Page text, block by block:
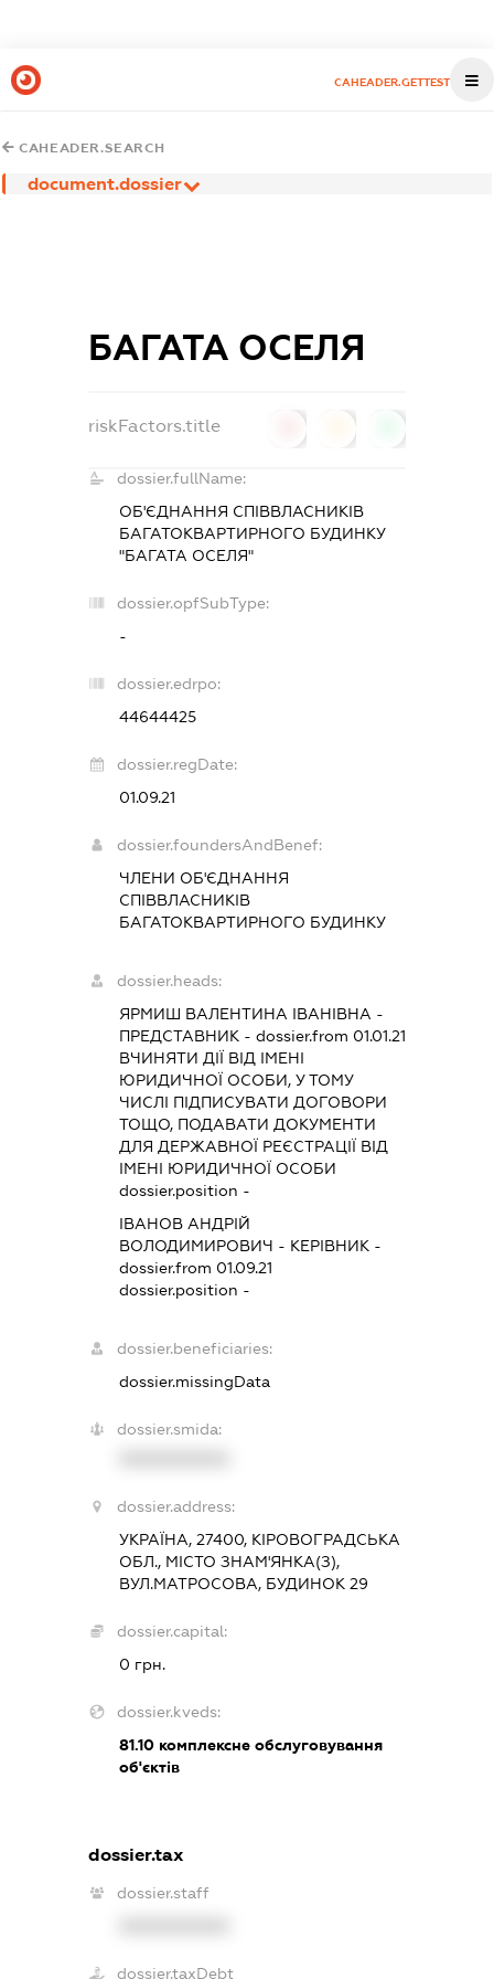
CAHEADER.GETTEST
CAHEADER.SEARCH
document.dossier
БАГАТА ОСЕЛЯ
riskFactors.title
dossier.fullName:
ОБ'ЄДНАННЯ СПІВВЛАСНИКІВ
БАГАТОКВАРТИРНОГО БУДИНКУ
"БАГАТА ОСЕЛЯ"
dossier.opfSubType:
-
dossier.edrpo:
44644425
dossier.regDate:
01.09.21
dossier.foundersAndBenef:
ЧЛЕНИ ОБ'ЄДНАННЯ
СПІВВЛАСНИКІВ
БАГАТОКВАРТИРНОГО БУДИНКУ
dossier.heads:
ЯРМИШ ВАЛЕНТИНА ІВАНІВНА -
ПРЕДСТАВНИК- dossier.from 01.01.21
ВЧИНЯТИ ДІЇ ВІД ІМЕНІ
ЮРИДИЧНОЇ ОСОБИ, У ТОМУ
ЧИСЛІ ПІДПИСУВАТИ ДОГОВОРИ
ТОЩО, ПОДАВАТИ ДОКУМЕНТИ
ДЛЯ ДЕРЖАВНОЇ РЕЄСТРАЦІЇ ВІД
ІМЕНІ ЮРИДИЧНОЇ ОСОБИ
dossier.position -
ІВАНОВ АНДРІЙ
ВОЛОДИМИРОВИЧ - КЕРІВНИК-
dossier.from 01.09.21
dossier.position -
dossier.beneficiaries:
dossier.missingData
dossier.smida:
dossier.address:
УКРАЇНА, 27400, КІРОВОГРАДСЬКА
ОБЛ., МІСТО ЗНАМ'ЯНКА(З),
ВУЛ.МАТРОСОВА, БУДИНОК 29
dossier.capital:
0 грн.
dossier.kveds:
81.10комплексне обслуговування
об'єктів
dossier.tax
dossier.staff
dossier.taxDebt